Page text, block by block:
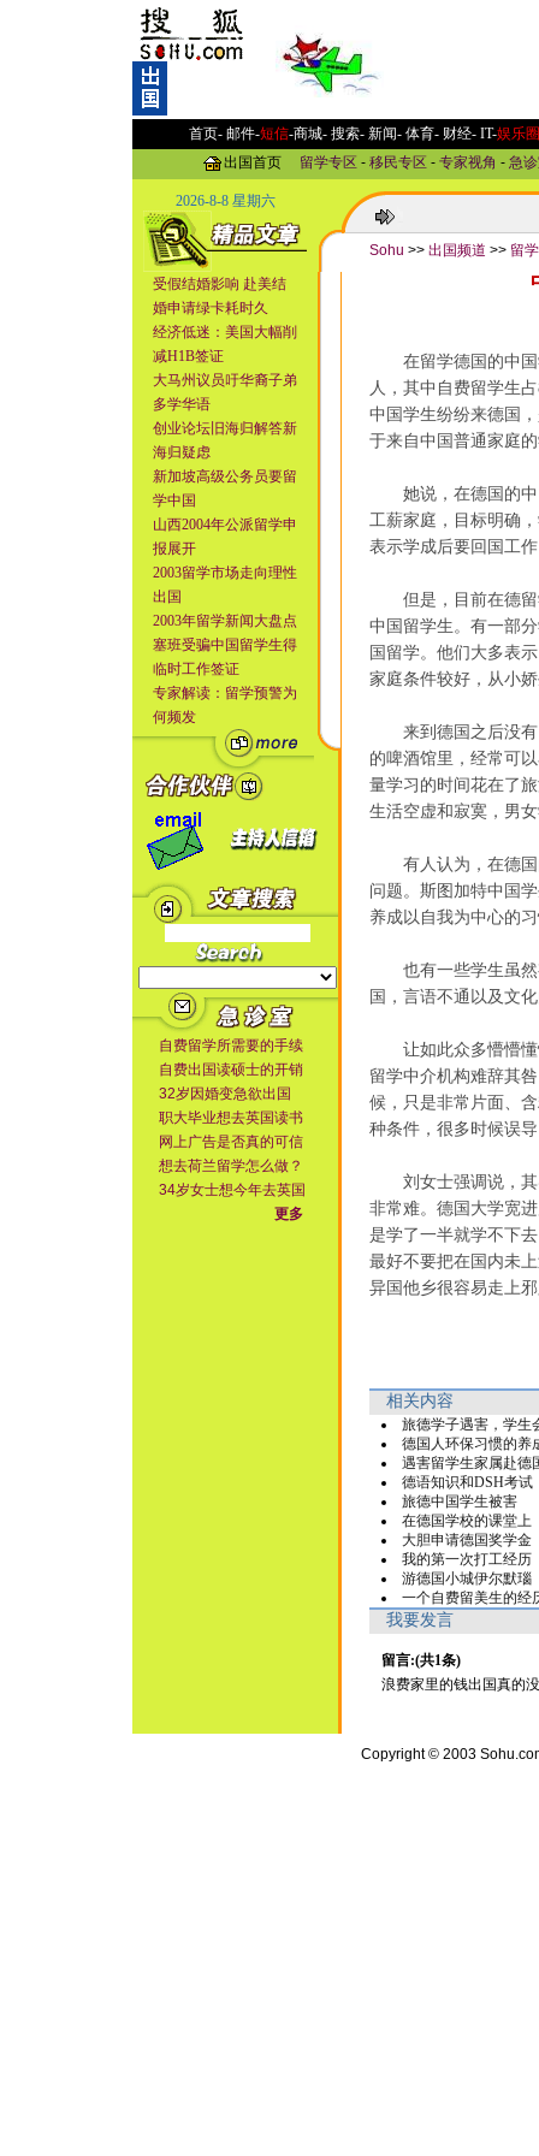
首页- 邮件-短信-商城- 搜索-新闻- 体育-财经- IT-娱乐圈
出国首页
留学专区 - 移民专区 - 专家视角 - 急
2026-8-8 星期六
受假结婚影响 赴美结
婚申请绿卡耗时久
经济低迷：美国大幅削
减H1B签证
大马州议员吁华裔子弟
多学华语
创业论坛旧海归解答新
海归疑虑
新加坡高级公务员要留
学中国
山西2004年公派留学申
报展开
2003留学市场走向理性
出国
2003年留学新闻大盘点
塞班受骗中国留学生得
临时工作签证
专家解读：留学预警为
何频发
自费留学所需要的手续
自费出国读硕士的开销
32岁因婚变急欲出国
职大毕业想去英国读书
网上广告是否真的可信
想去荷兰留学怎么做？
34岁女士想今年去英国
更多
Sohu >> 出国频道 >> 留
在留学德国的中国
人，其中自费留学生
中国学生纷纷来德国
于来自中国普通家庭
她说，在德国的中
工薪家庭，目标明确
表示学成后要回国工
但是，目前在德留
中国留学生。有一部
国留学。他们大多表
家庭条件较好，从小
来到德国之后没有
的啤酒馆里，经常可
量学习的时间花在了
生活空虚和寂寞，男
有人认为，在德国
问题。斯图加特中国
养成以自我为中心的
也有一些学生虽然
国，言语不通以及文
让如此众多懵懵懂
留学中介机构难辞其
候，只是非常片面、
种条件，很多时候误
刘女士强调说，其
非常难。德国大学宽
是学了一半就学不下
最好不要把在国内未
异国他乡很容易走上
相关内容
旅德学子遇害，学生
德国人环保习惯的养
遇害留学生家属赴德
德语知识和DSH考试
旅德中国学生被害
在德国学校的课堂上
大胆申请德国奖学金
我的第一次打工经历
游德国小城伊尔默瑙
一个自费留美生的经
我要发言
留言:(共1条)
浪费家里的钱出国真的
Copyright © 2003